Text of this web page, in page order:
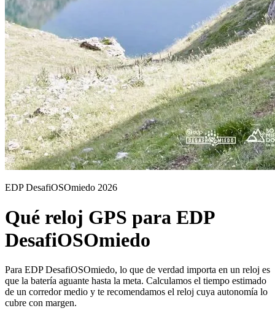
EDP DesafiOSOmiedo 2026
Qué reloj GPS para EDP
DesafiOSOmiedo
Para EDP DesafiOSOmiedo, lo que de verdad importa en un reloj es
que la batería aguante hasta la meta. Calculamos el tiempo estimado
de un corredor medio y te recomendamos el reloj cuya autonomía lo
cubre con margen.